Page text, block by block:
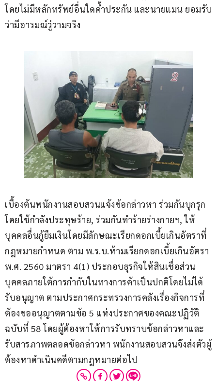
โดยไม่มีหลักทรัพย์อื่นใดค้ำประกัน และนายแมน ยอมรับ
ว่ามีอารมณ์วู่วามจริง
เบื้องต้นพนักงานสอบสวนแจ้งข้อกล่าวหา ร่วมกันบุกรุก
โดยใช้กำลังประทุษร้าย, ร่วมกันทำร้ายร่างกายฯ, ให้
บุคคลอื่นกู้ยืมเงินโดยมีลักษณะเรียกดอกเบี้ยเกินอัตราที่
กฎหมายกำหนด ตาม พ.ร.บ.ห้ามเรียกดอกเบี้ยเกินอัตรา
พ.ศ. 2560 มาตรา 4(1) ประกอบธุรกิจให้สินเชื่อส่วน
บุคคลภายใต้การกำกับในทางการค้าเป็นปกติโดยไม่ได้
รับอนุญาต ตามประกาศกระทรวงการคลังเรื่องกิจการที่
ต้องขออนุญาตตามข้อ 5 แห่งประกาศของคณะปฏิวัติ
ฉบับที่ 58 โดยผู้ต้องหาให้การรับทราบข้อกล่าวหาและ
รับสารภาพตลอดข้อกล่าวหา พนักงานสอบสวนจึงส่งตัวผู้
ต้องหาดำเนินคดีตามกฎหมายต่อไป